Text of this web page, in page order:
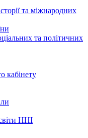
та міжнародних
та політичних
кабінету
ННІ